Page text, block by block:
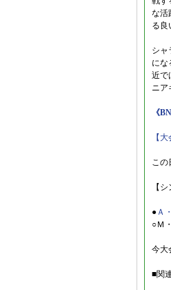
な活
る良
シャ
にな
近で
ニア
《
【
この
【
●Ａ
○Ｍ
今大
■関